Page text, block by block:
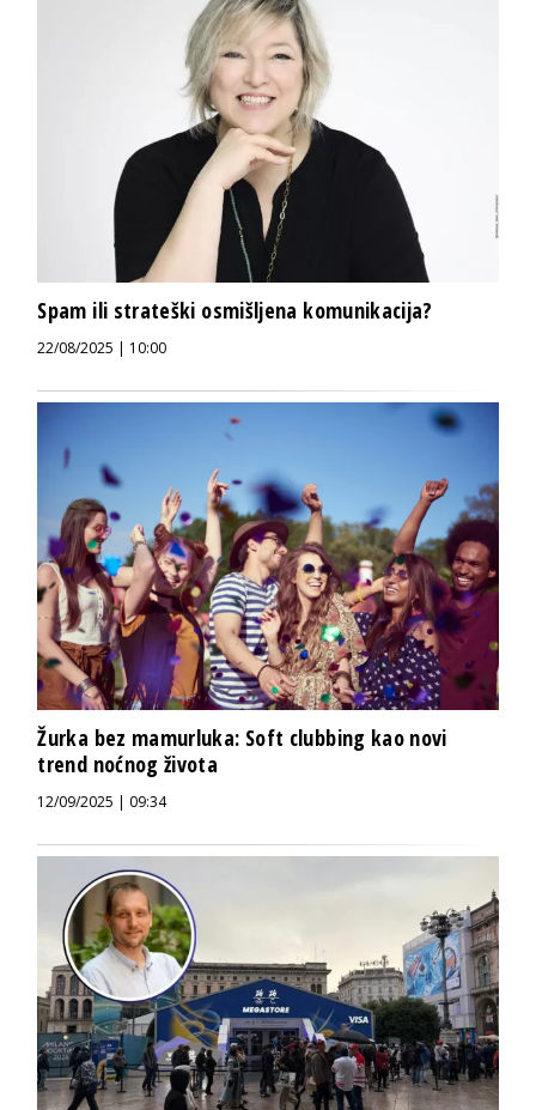
Spam ili strateški osmišljena komunikacija?
22/08/2025 | 10:00
Žurka bez mamurluka: Soft clubbing kao novi
trend noćnog života
12/09/2025 | 09:34